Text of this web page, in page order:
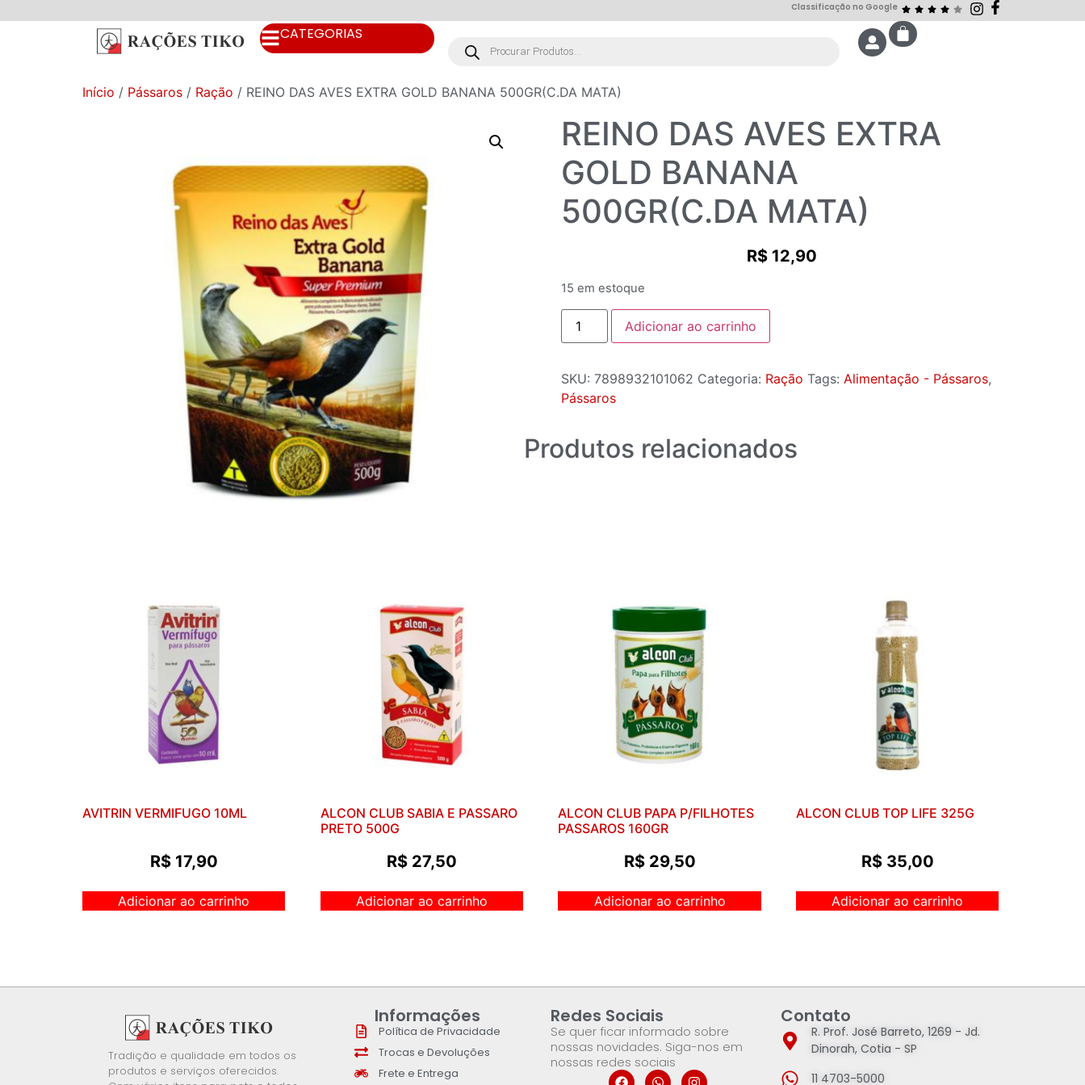
Classificação no Google
CATEGORIAS
Início / Pássaros / Ração / REINO DAS AVES EXTRA GOLD BANANA 500GR(C.DA MATA)
REINO DAS AVES EXTRA
GOLD BANANA
500GR(C.DA MATA)
R$12,90
15 em estoque
Adicionar ao carrinho
SKU: 7898932101062 Categoria: Ração Tags: Alimentação - Pássaros,
Pássaros
Produtos relacionados
AVITRIN VERMIFUGO 10ML
R$17,90
Adicionar ao carrinho
ALCON CLUB SABIA E PASSARO
PRETO 500G
R$27,50
Adicionar ao carrinho
ALCON CLUB PAPA P/FILHOTES
PASSAROS 160GR
R$29,50
Adicionar ao carrinho
ALCON CLUB TOP LIFE 325G
R$35,00
Adicionar ao carrinho
Tradição e qualidade em todos os
produtos e serviços oferecidos.
Informações
Política de Privacidade
Trocas e Devoluções
Frete e Entrega
Redes Sociais
Se quer ficar informado sobre
nossas novidades. Siga-nos em
nossas redes sociais
Contato
R. Prof. José Barreto, 1269 - Jd.
Dinorah, Cotia - SP
11 4703-5000